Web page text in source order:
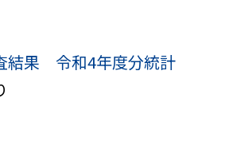
結果 令和4年度分統計